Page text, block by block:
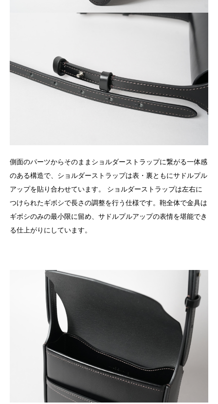
側面のパーツからそのままショルダーストラップに繋がる一体感
のある構造で、ショルダーストラップは表・裏ともにサドルプル
アップを貼り合わせています。 ショルダーストラップは左右に
つけられたギボシで長さの調整を行う仕様です。鞄全体で金具は
ギボシのみの最小限に留め、サドルプルアップの表情を堪能でき
る仕上がりにしています。